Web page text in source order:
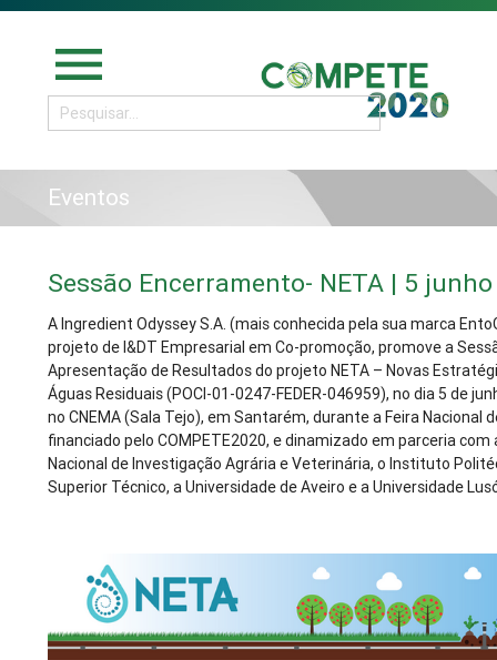
menu
Eventos
Sessão Encerramento- NETA | 5 junho
A Ingredient Odyssey S.A. (mais conhecida pela sua marca
projeto de I&DT Empresarial em Co-promoção, promove a
Apresentação de Resultados do projeto NETA – Novas
Águas Residuais (POCI-01-0247-FEDER-046959), no dia 5 de
no CNEMA (Sala Tejo), em Santarém, durante a Feira Nacional
financiado pelo COMPETE2020, e dinamizado em parceria
Nacional de Investigação Agrária e Veterinária, o Instituto
Superior Técnico, a Universidade de Aveiro e a Universidade